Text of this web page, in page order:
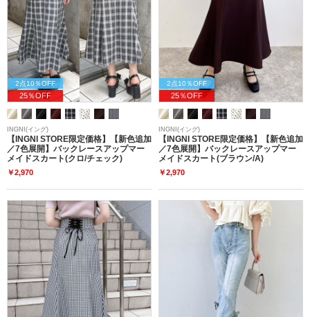
2点10％OFF
25％OFF
INGNI(イング)
【INGNI STORE限定価格】【新色追加
／7色展開】バックレースアップマー
メイドスカート(クロ/チェック)
￥2,970
2点10％OFF
25％OFF
INGNI(イング)
【INGNI STORE限定価格】【新色追加
／7色展開】バックレースアップマー
メイドスカート(ブラウン/A)
￥2,970